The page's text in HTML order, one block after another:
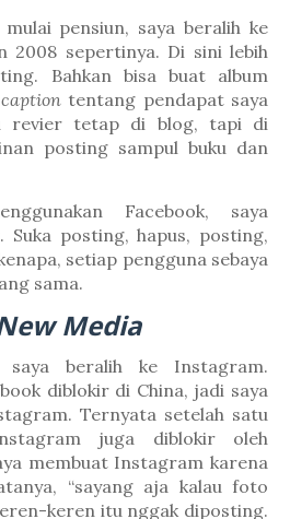
pensiun, saya beralih ke
2008 sepertinya. Di sini lebih
Bahkan bisa buat album
captiontentang pendapat saya
revier tetap di blog, tapi di
posting sampul buku dan
Facebook, saya
Suka posting, hapus, posting,
setiap pengguna sebaya
sama.
Media
saya beralih ke Instagram.
diblokir di China, jadi saya
Ternyata setelah satu
juga diblokir oleh
membuat Instagram karena
“sayang aja kalau foto
keren itu nggak diposting.